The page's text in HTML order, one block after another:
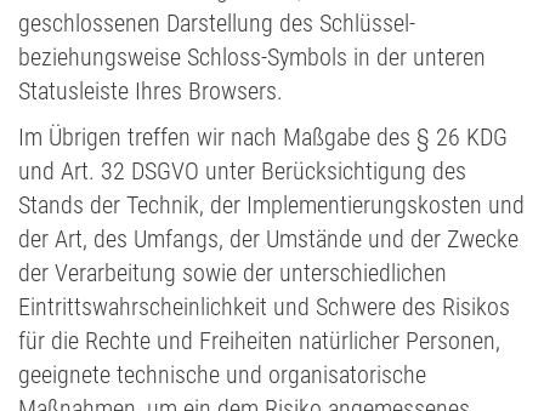
geschlossenen Darstellung des Schlüssel-
beziehungsweise Schloss-Symbols in der unteren
Statusleiste Ihres Browsers.
Im Übrigen treffen wir nach Maßgabe des § 26 KDG
und Art. 32 DSGVO unter Berücksichtigung des
Stands der Technik, der Implementierungskosten und
der Art, des Umfangs, der Umstände und der Zwecke
der Verarbeitung sowie der unterschiedlichen
Eintrittswahrscheinlichkeit und Schwere des Risikos
für die Rechte und Freiheiten natürlicher Personen,
geeignete technische und organisatorische